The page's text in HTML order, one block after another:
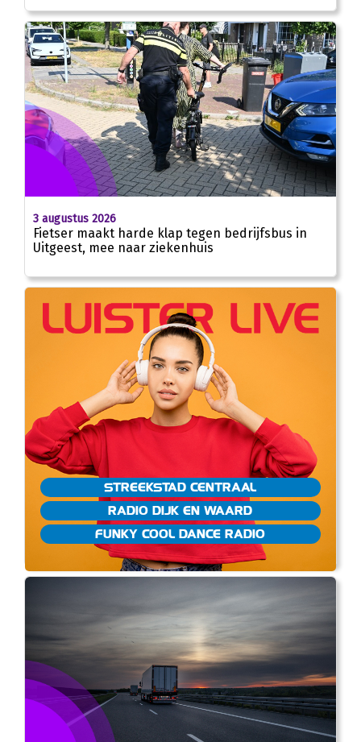
3 augustus 2026
Fietser maakt harde klap tegen bedrijfsbus in
Uitgeest, mee naar ziekenhuis
STREEKSTAD CENTRAAL
RADIO DIJK EN WAARD
FUNKY COOL DANCE RADIO